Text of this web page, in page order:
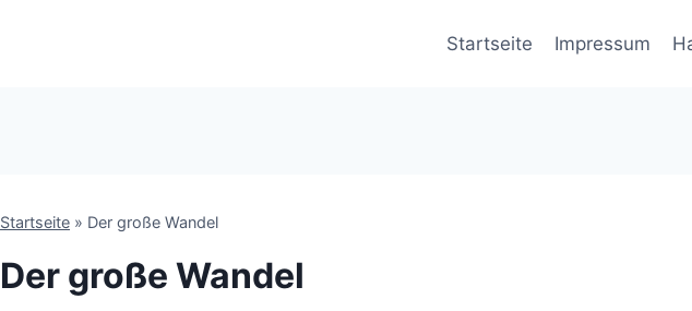
Startseite Impressum
Startseite » Der große Wandel
Der große Wandel